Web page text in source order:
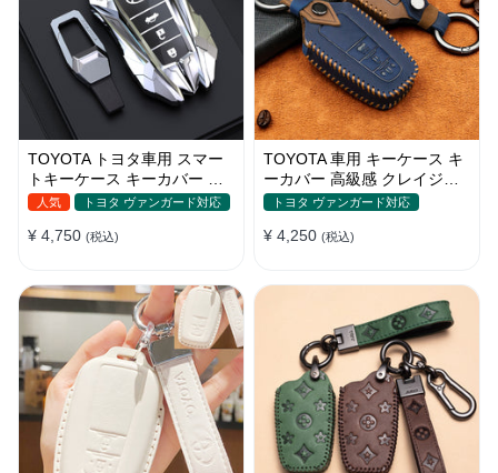
TOYOTA トヨタ車用 スマー
トキーケース キーカバー 高
級 鍵を保護 メカ感 デザイン
人気 トヨタ ヴァンガード対応
¥ 4,750 (税込)
TOYOTA 車用 キーケース キ
ーカバー 高級感 クレイジー
ホースレザー 高品質レザー
トヨタ ヴァンガード対応
¥ 4,250 (税込)